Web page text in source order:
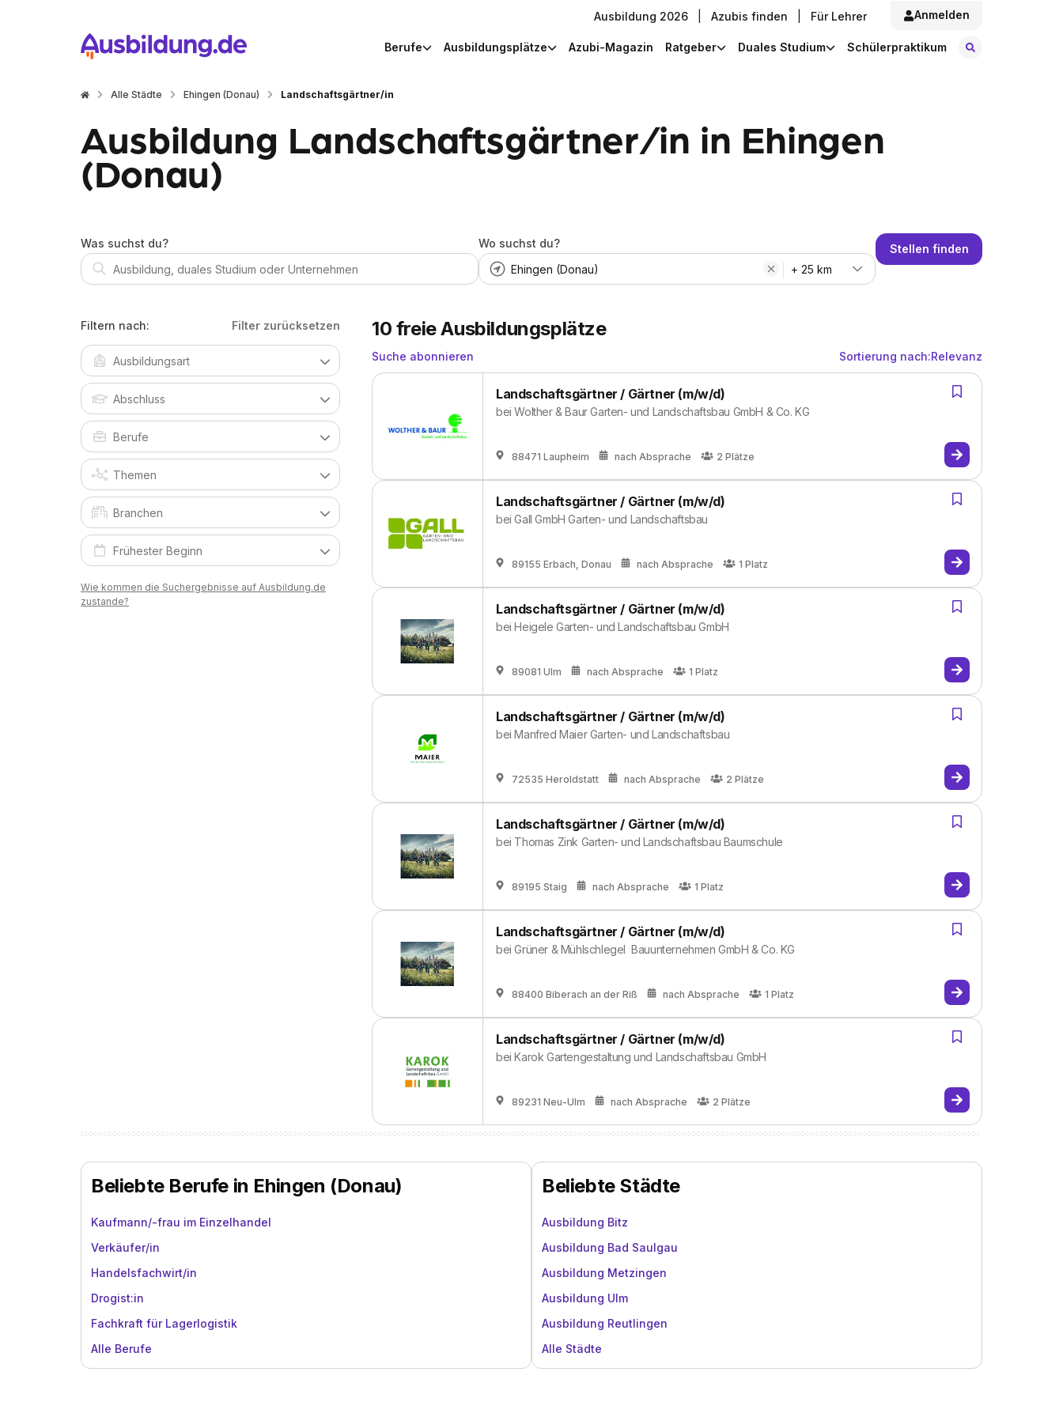
Ausbildung 2026 Azubis finden Für Lehrer Anmelden
Berufe Ausbildungsplätze Azubi-Magazin Ratgeber Duales Studium Schülerpraktikum
Alle Städte Ehingen (Donau) Landschaftsgärtner/in
Ausbildung Landschaftsgärtner/in in Ehingen
(Donau)
Was suchst du?
Wo suchst du?
+ 25 km
Stellen finden
Filtern nach: Filter zurücksetzen
Wie kommen die Suchergebnisse auf Ausbildung.de
zustande?
10 freie Ausbildungsplätze
Suche abonnieren Sortierung nach:Relevanz
Landschaftsgärtner / Gärtner (m/w/d)
beiWolther & Baur Garten- und Landschaftsbau GmbH & Co. KG
88471 Laupheim nach Absprache 2 Plätze
Landschaftsgärtner / Gärtner (m/w/d)
beiGall GmbH Garten- und Landschaftsbau
89155 Erbach, Donau nach Absprache 1 Platz
Landschaftsgärtner / Gärtner (m/w/d)
beiHeigele Garten- und Landschaftsbau GmbH
89081 Ulm nach Absprache 1 Platz
Landschaftsgärtner / Gärtner (m/w/d)
beiManfred Maier Garten- und Landschaftsbau
72535 Heroldstatt nach Absprache 2 Plätze
Landschaftsgärtner / Gärtner (m/w/d)
bei Thomas Zink Garten- und Landschaftsbau Baumschule
89195 Staig nach Absprache 1 Platz
Landschaftsgärtner / Gärtner (m/w/d)
beiGrüner & Mühlschlegel Bauunternehmen GmbH & Co. KG
88400 Biberach an der Riß nach Absprache 1 Platz
Landschaftsgärtner / Gärtner (m/w/d)
beiKarok Gartengestaltung und Landschaftsbau GmbH
89231 Neu-Ulm nach Absprache 2 Plätze
Beliebte Berufe in Ehingen (Donau)
Kaufmann/-frau im Einzelhandel
Verkäufer/in
Handelsfachwirt/in
Drogist:in
Fachkraft für Lagerlogistik
Alle Berufe
Beliebte Städte
Ausbildung Bitz
Ausbildung Bad Saulgau
Ausbildung Metzingen
Ausbildung Ulm
Ausbildung Reutlingen
Alle Städte